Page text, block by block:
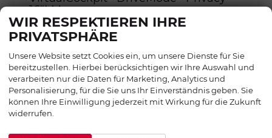
+16"LM
WIR RESPEKTIEREN IHRE
PRIVATSPHÄRE
Unsere Website setzt Cookies ein, um unsere Dienste für Sie
bereitzustellen. Hierbei berücksichtigen wir Ihre Auswahl und
verarbeiten nur die Daten für Marketing, Analytics und
Personalisierung, für die Sie uns Ihr Einverständnis geben. Sie
können Ihre Einwilligung jederzeit mit Wirkung für die Zukunft
widerrufen.